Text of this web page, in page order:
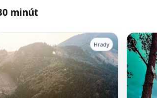
minút
Hrady